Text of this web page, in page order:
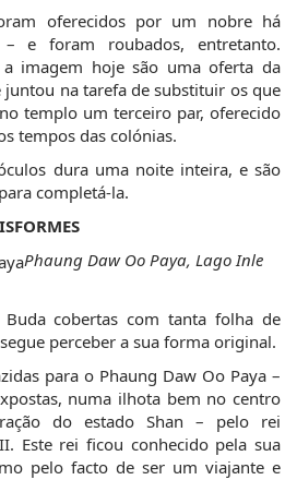
oferecidos por um nobre há
e foram roubados, entretanto.
imagem hoje são uma oferta da
juntou na tarefa de substituir os que
templo um terceiro par, oferecido
tempos das colónias.
dura uma noite inteira, e são
completá-la.
Phaung Daw Oo Paya, Lago Inle
Buda cobertas com tanta folha de
perceber a sua forma original.
para o Phaung Daw Oo Paya –
numa ilhota bem no centro
do estado Shan – pelo rei
Este rei ficou conhecido pela sua
pelo facto de ser um viajante e